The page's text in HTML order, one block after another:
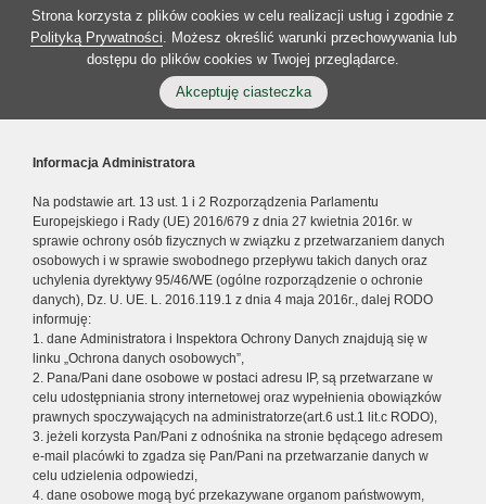
Strona korzysta z plików cookies w celu realizacji usług i zgodnie z
Polityką Prywatności. Możesz określić warunki przechowywania lub
dostępu do plików cookies w Twojej przeglądarce.
Akceptuję ciasteczka
Informacja Administratora
Na podstawie art. 13 ust. 1 i 2 Rozporządzenia Parlamentu
Europejskiego i Rady (UE) 2016/679 z dnia 27 kwietnia 2016r. w
sprawie ochrony osób fizycznych w związku z przetwarzaniem danych
osobowych i w sprawie swobodnego przepływu takich danych oraz
uchylenia dyrektywy 95/46/WE (ogólne rozporządzenie o ochronie
danych), Dz. U. UE. L. 2016.119.1 z dnia 4 maja 2016r., dalej RODO
informuję:
1. dane Administratora i Inspektora Ochrony Danych znajdują się w
linku „Ochrona danych osobowych”,
2. Pana/Pani dane osobowe w postaci adresu IP, są przetwarzane w
celu udostępniania strony internetowej oraz wypełnienia obowiązków
prawnych spoczywających na administratorze(art.6 ust.1 lit.c RODO),
3. jeżeli korzysta Pan/Pani z odnośnika na stronie będącego adresem
e-mail placówki to zgadza się Pan/Pani na przetwarzanie danych w
celu udzielenia odpowiedzi,
4. dane osobowe mogą być przekazywane organom państwowym,